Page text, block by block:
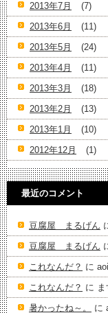
2013年7月
(7)
2013年6月
(11)
2013年5月
(24)
2013年4月
(11)
2013年3月
(18)
2013年2月
(13)
2013年1月
(10)
2012年12月
(1)
最近のコメント
豆腐屋 まるげん
豆腐屋 まるげん
これなんだ？ に
これなんだ？ に
暑かったね～。
に